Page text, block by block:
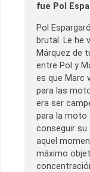
fue Pol
Pol
brutal. Le he
Márquez de
entre Pol y
es que Marc
para las
era ser
para la moto
conseguir su
aquel
máximo